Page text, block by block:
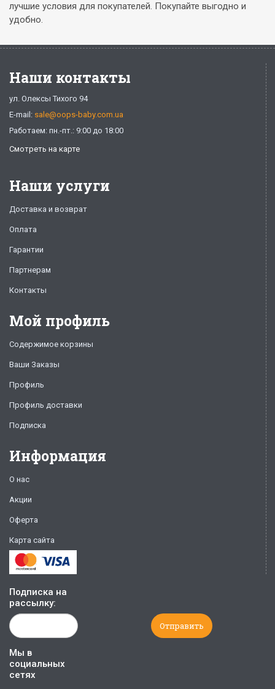
лучшие условия для покупателей. Покупайте выгодно и
удобно.
Наши контакты
ул. Олексы Тихого 94
E-mail: sale@oops-baby.com.ua
Работаем: пн.-пт.: 9:00 до 18:00
Смотреть на карте
Наши услуги
Доставка и возврат
Оплата
Гарантии
Партнерам
Контакты
Мой профиль
Содержимое корзины
Ваши Заказы
Профиль
Профиль доставки
Подписка
Информация
О нас
Акции
Оферта
Карта сайта
Подписка на
рассылку:
Мы в
социальных
сетях